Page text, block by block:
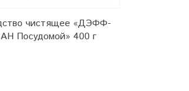
чистящее «ДЭФФ-
Посудомой» 400 г